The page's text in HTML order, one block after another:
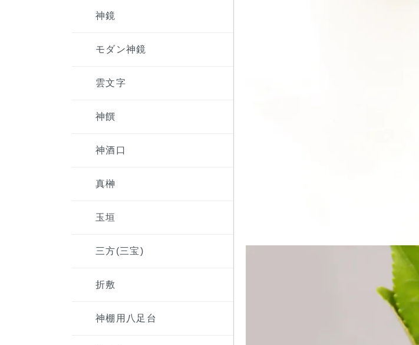
神鏡
モダン神鏡
雲文字
神饌
神酒口
真榊
玉垣
三方(三宝)
折敷
神棚用八足台